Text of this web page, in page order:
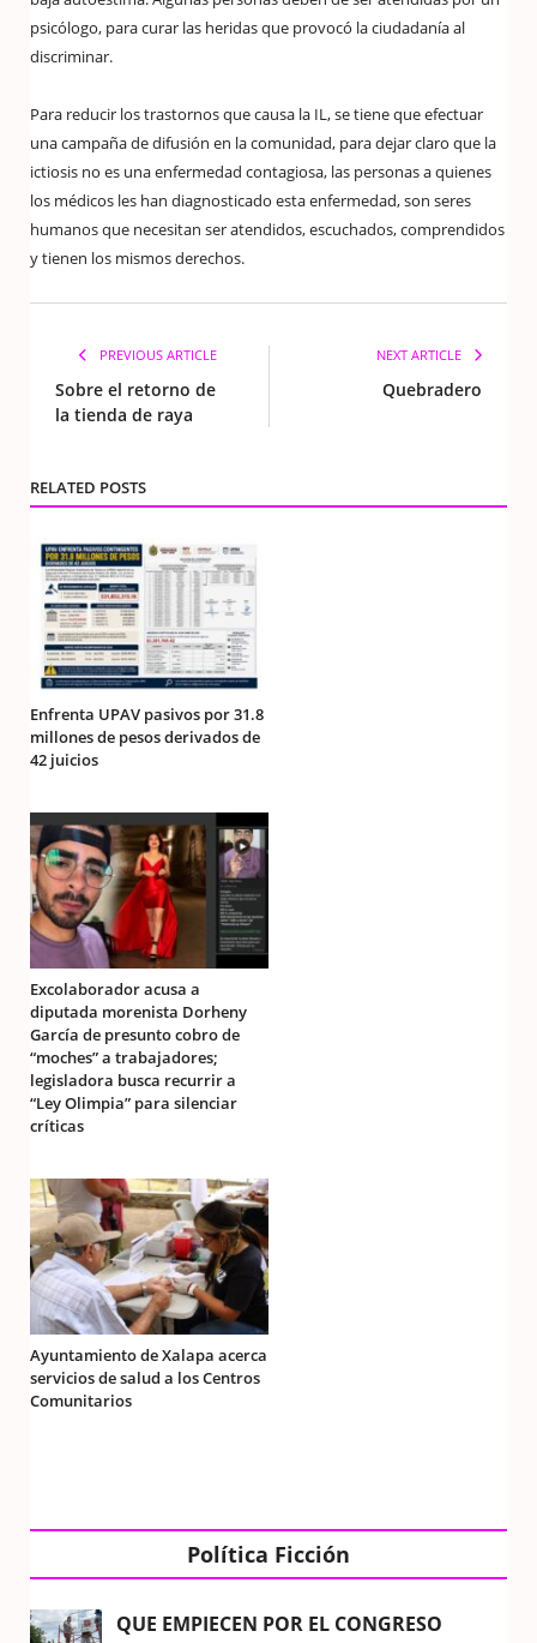
psicólogo, para curar las heridas que provocó la ciudadanía al
discriminar.
Para reducir los trastornos que causa la IL, se tiene que efectuar
una campaña de difusión en la comunidad, para dejar claro que la
ictiosis no es una enfermedad contagiosa, las personas a quienes
los médicos les han diagnosticado esta enfermedad, son seres
humanos que necesitan ser atendidos, escuchados, comprendidos
y tienen los mismos derechos.
PREVIOUS ARTICLE
Sobre el retorno de
la tienda de raya
NEXT ARTICLE
Quebradero
RELATED POSTS
Enfrenta UPAV pasivos por 31.8
millones de pesos derivados de
42 juicios
Excolaborador acusa a
diputada morenista Dorheny
García de presunto cobro de
“moches” a trabajadores;
legisladora busca recurrir a
“Ley Olimpia” para silenciar
críticas
Ayuntamiento de Xalapa acerca
servicios de salud a los Centros
Comunitarios
Política Ficción
QUE EMPIECEN POR EL CONGRESO